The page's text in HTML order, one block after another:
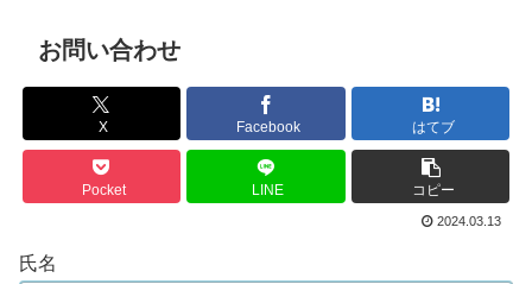
お問い合わせ
X Facebook はてブ
Pocket LINE コピー
2024.03.13
氏名